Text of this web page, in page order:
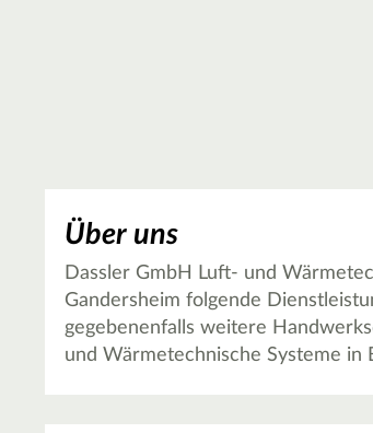
Über uns
Dassler GmbH Luft- und
Gandersheim folgende
gegebenenfalls weitere
und Wärmetechnische Systeme in